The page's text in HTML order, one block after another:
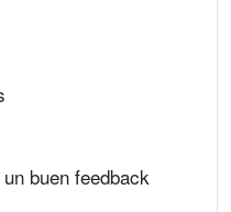
buen feedback